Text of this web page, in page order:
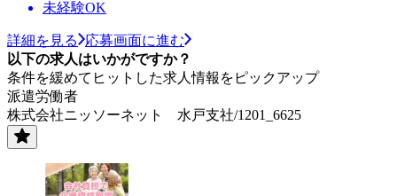
未経験OK
詳細を見る
応募画面に進む
以下の求人はいかがですか？
条件を緩めてヒットした求人情報をピックアップ
派遣労働者
株式会社ニッソーネット 水戸支社/1201_6625